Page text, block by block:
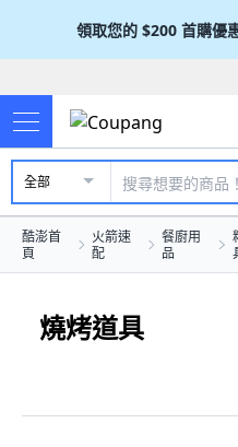
領取您的 $200 首購優
全部
酷澎首
頁
火箭速
配
餐廚用
品
燒烤道具